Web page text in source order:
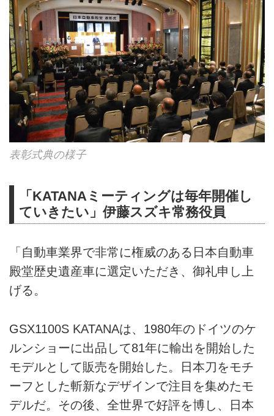
表彰式典の様子
「KATANAミーティングは毎年開催し
ていきたい」伊藤スズキ常務役員
「自動車業界で非常に権威のある日本自動車
殿堂歴史遺産車に選定いただき、御礼申し上
げる。
GSX1100S KATANAは、1980年のドイツのケ
ルンショーに出品して81年に輸出を開始した
モデルとして販売を開始した。日本刀をモチ
ーフとした斬新なデザインで注目を集めたモ
デルだ。その後、全世界で好評を博し、日本